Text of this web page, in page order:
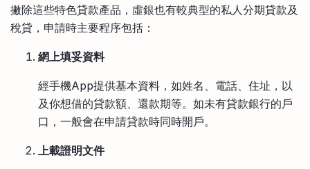
撇除這些特色貸款產品，虛銀也有較典型的私人分期貸款及
稅貸，申請時主要程序包括：
網上填妥資料
經手機App提供基本資料，如姓名、電話、住址，以
及你想借的貸款額、還款期等。如未有貸款銀行的戶
口，一般會在申請貸款時同時開戶。
上載證明文件